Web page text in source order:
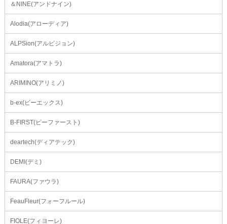
＆NINE(アンドナイン)
Alodia(アローディア)
ALPSion(アルピジョン)
Amatora(アマトラ)
ARIMINO(アリミノ)
b-ex(ビーエックス)
B-FIRST(ビーファースト)
deartech(ディアテック)
DEMI(デミ)
FAURA(ファウラ)
FeauFleur(フォーフルール)
FIOLE(フィヨーレ)